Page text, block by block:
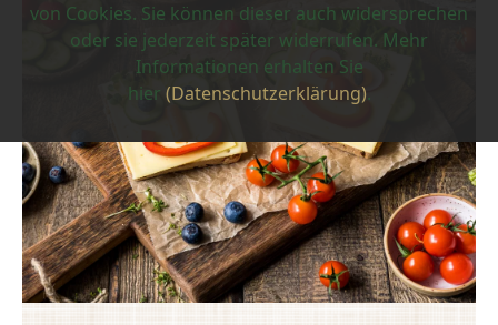
von Cookies. Sie können dieser auch widersprechen
oder sie jederzeit später widerrufen. Mehr
Informationen erhalten Sie
hier (Datenschutzerklärung).